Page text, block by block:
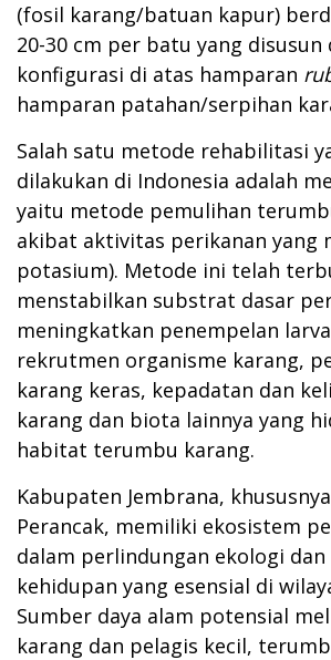
(fosil karang/batuan kapur)
20-30 cm per batu yang disusun
konfigurasi di atas hamparan
hamparan patahan/serpihan
Salah satu metode rehabilitasi
dilakukan di Indonesia adalah
yaitu metode pemulihan
akibat aktivitas perikanan yang
potasium). Metode ini telah
menstabilkan substrat dasar
meningkatkan penempelan
rekrutmen organisme karang,
karang keras, kepadatan dan
karang dan biota lainnya yang
habitat terumbu karang.
Kabupaten Jembrana,
Perancak, memiliki ekosistem
dalam perlindungan ekologi
kehidupan yang esensial di
Sumber daya alam potensial
karang dan pelagis kecil,